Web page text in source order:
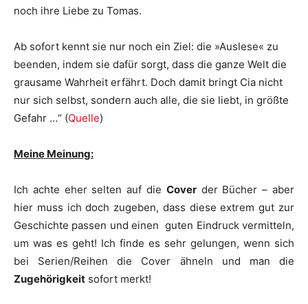
noch ihre Liebe zu Tomas.
Ab sofort kennt sie nur noch ein Ziel: die »Auslese« zu
beenden, indem sie dafür sorgt, dass die ganze Welt die
grausame Wahrheit erfährt. Doch damit bringt Cia nicht
nur sich selbst, sondern auch alle, die sie liebt, in größte
Gefahr …“ (Quelle)
Meine Meinung:
Ich achte eher selten auf die Coverder Bücher – aber
hier muss ich doch zugeben, dass diese extrem gut zur
Geschichte passen und einen guten Eindruck vermitteln,
um was es geht! Ich finde es sehr gelungen, wenn sich
bei Serien/Reihen die Cover ähneln und man die
Zugehörigkeit sofort merkt!